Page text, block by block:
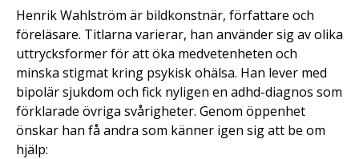
Henrik Wahlström är bildkonstnär, författare och
föreläsare. Titlarna varierar, han använder sig av olika
uttrycksformer för att öka medvetenheten och
minska stigmat kring psykisk ohälsa. Han lever med
bipolär sjukdom och fick nyligen en adhd-diagnos som
förklarade övriga svårigheter. Genom öppenhet
önskar han få andra som känner igen sig att be om
hjälp: